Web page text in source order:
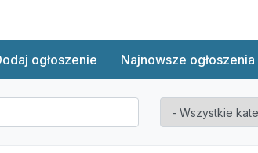
ogłoszenie Najnowsze ogłoszenia